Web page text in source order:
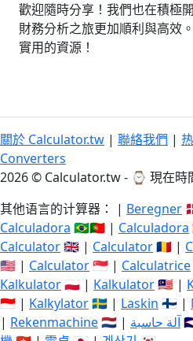
歡迎隨時分享！我們也在積極
財務分析之旅更加順利與高效
實用的資源！
關於 Calculator.tw | 聯絡我們 |
Converters
2026 © Calculator.tw - ⌚ 現在時
其他语言的计算器： | Beregner
Calculadora 🇧🇷🇵🇹 | Calculadora
Calculator🇬🇧 | Calculator🇷🇴 |
🇺🇸 | Calculator🇸🇬 | Calculatrice
Kalkulator🇵🇱 | Kalkulator🇲🇾 |
🇮🇩 | Kalkylator🇸🇪 | Laskin 🇫🇮 |
| Rekenmachine🇳🇱 | آلة حاسبة